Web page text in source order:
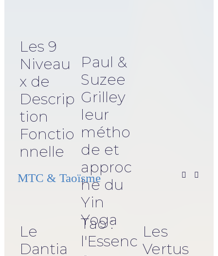
Les 9
Niveau
x de
Descrip
tion
Fonctio
nnelle
Paul &
Suzee
Grilley
leur
métho
de et
approc
he du
Yin
Yoga
MTC & Taoïsme
Le
Dantia
Tao :
l'Essenc
Les
Vertus